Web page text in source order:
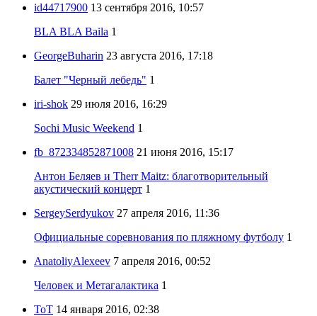
id44717900 13 сентября 2016, 10:57
BLA BLA Baila 1
GeorgeBuharin 23 августа 2016, 17:18
Балет "Черный лебедь" 1
iri-shok 29 июля 2016, 16:29
Sochi Music Weekend 1
fb_872334852871008 21 июня 2016, 15:17
Антон Беляев и Therr Maitz: благотворительный
акустический концерт 1
SergeySerdyukov 27 апреля 2016, 11:36
Официальные соревнования по пляжному футболу 1
AnatoliyAlexeev 7 апреля 2016, 00:52
Человек и Метагалактика 1
ToT 14 января 2016, 02:38